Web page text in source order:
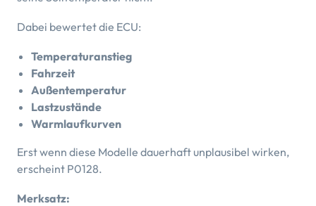
Dabei bewertet die ECU:
Temperaturanstieg
Fahrzeit
Außentemperatur
Lastzustände
Warmlaufkurven
Erst wenn diese Modelle dauerhaft unplausibel wirken,
erscheint P0128.
Merksatz: